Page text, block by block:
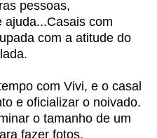
pessoas,
ajuda...Casais com
com a atitude do
com Vivi, e o casal
e oficializar o noivado.
o tamanho de um
fazer fotos.